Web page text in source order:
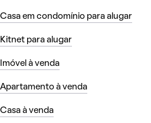
Casa em condomínio para alugar
Kitnet para alugar
Imóvel à venda
Apartamento à venda
Casa à venda